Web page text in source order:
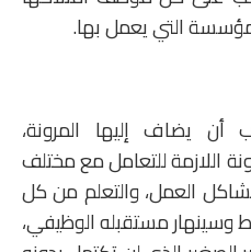
التي يعمل بها.
أن يضاف إليها المرونة،
اللازمة للتعامل مع مختلف
العمل، والتعلم من كل
وسينهار مستقبله الوظيفي،